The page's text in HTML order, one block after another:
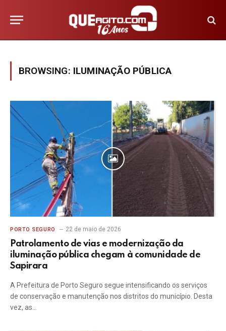
BROWSING: ILUMINAÇÃO PÚBLICA
PORTO SEGURO 22 de maio de 2026
Patrolamento de vias e modernização da
iluminação pública chegam à comunidade de
Sapirara
A Prefeitura de Porto Seguro segue intensificando os serviços
de conservação e manutenção nos distritos do município. Desta
vez, as…